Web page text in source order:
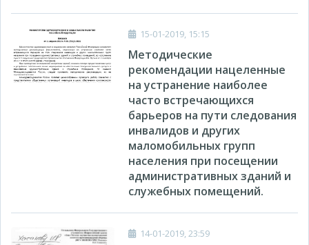
15-01-2019, 15:15
Методические
рекомендации нацеленные
на устранение наиболее
часто встречающихся
барьеров на пути следования
инвалидов и других
маломобильных групп
населения при посещении
административных зданий и
служебных помещений.
14-01-2019, 23:59